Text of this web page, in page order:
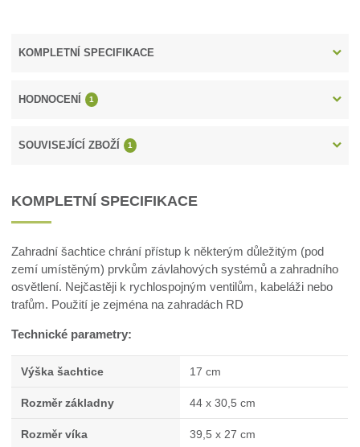
KOMPLETNÍ SPECIFIKACE
HODNOCENÍ 1
SOUVISEJÍCÍ ZBOŽÍ 1
KOMPLETNÍ SPECIFIKACE
Zahradní šachtice chrání přístup k některým důležitým (pod
zemí umístěným) prvkům závlahových systémů a zahradního
osvětlení. Nejčastěji k rychlospojným ventilům, kabeláži nebo
trafům. Použití je zejména na zahradách RD
Technické parametry:
Výška šachtice 17 cm
Rozměr základny 44 x 30,5 cm
Rozměr víka 39,5 x 27 cm